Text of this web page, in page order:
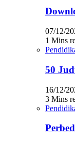
07/12/
1 Mins
50
16/12/
3 Mins